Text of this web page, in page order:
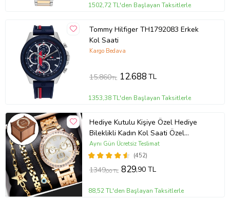
1502,72 TL'den Başlayan Taksitlerle
Tommy Hilfiger TH1792083 Erkek
Kol Saati
Kargo Bedava
15.860TL 12.688TL
1353,38 TL'den Başlayan Taksitlerle
Hediye Kutulu Kişiye Özel Hediye
Bileklikli Kadın Kol Saati Özel
Kutusunda (Gold)
(452)
Aynı Gün Ücretsiz Teslimat
1349,00 TL 829,90 TL
88,52 TL'den Başlayan Taksitlerle